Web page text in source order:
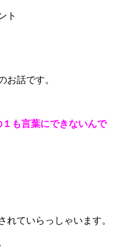
ト
お話です。
も言葉にできないんで
れていらっしゃいます。